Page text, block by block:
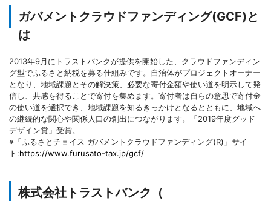
ガバメントクラウドファンディング(GCF)と
は
2013年9月にトラストバンクが提供を開始した、クラウドファンディン
グ型でふるさと納税を募る仕組みです。自治体がプロジェクトオーナー
となり、地域課題とその解決策、必要な寄付金額や使い道を明示して発
信し、共感を得ることで寄付を集めます。寄付者は自らの意思で寄付金
の使い道を選択でき、地域課題を知るきっかけとなるとともに、地域へ
の継続的な関心や関係人口の創出につながります。「2019年度グッド
デザイン賞」受賞。
※「ふるさとチョイス ガバメントクラウドファンディング(R)」サイ
ト:https://www.furusato-tax.jp/gcf/
株式会社トラストバンク（